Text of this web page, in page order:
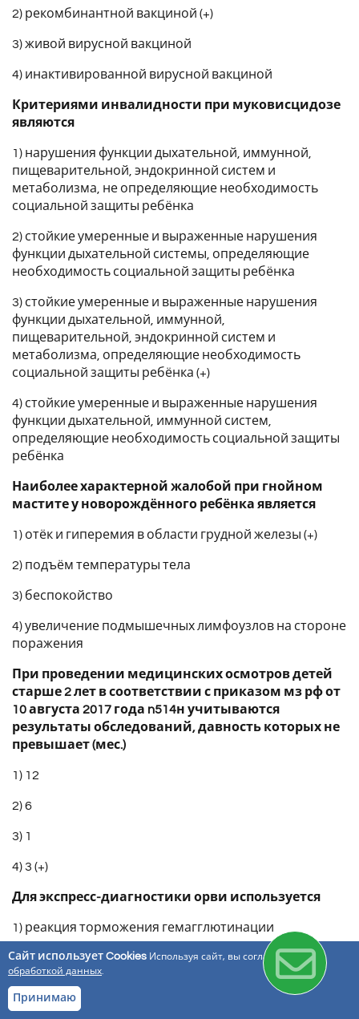
2) рекомбинантной вакциной (+)
3) живой вирусной вакциной
4) инактивированной вирусной вакциной
Критериями инвалидности при муковисцидозе
являются
1) нарушения функции дыхательной, иммунной,
пищеварительной, эндокринной систем и
метаболизма, не определяющие необходимость
социальной защиты ребёнка
2) стойкие умеренные и выраженные нарушения
функции дыхательной системы, определяющие
необходимость социальной защиты ребёнка
3) стойкие умеренные и выраженные нарушения
функции дыхательной, иммунной,
пищеварительной, эндокринной систем и
метаболизма, определяющие необходимость
социальной защиты ребёнка (+)
4) стойкие умеренные и выраженные нарушения
функции дыхательной, иммунной систем,
определяющие необходимость социальной защиты
ребёнка
Наиболее характерной жалобой при гнойном
мастите у новорождённого ребёнка является
1) отёк и гиперемия в области грудной железы (+)
2) подъём температуры тела
3) беспокойство
4) увеличение подмышечных лимфоузлов на стороне
поражения
При проведении медицинских осмотров детей
старше 2 лет в соответствии с приказом мз рф от
10 августа 2017 года n514н учитываются
результаты обследований, давность которых не
превышает (мес.)
1) 12
2) 6
3) 1
4) 3 (+)
Для экспресс-диагностики орви используется
1) реакция торможения гемагглютинации
2) метод иммунофлюоресценции (+)
3) реакция связывания комплемента
Сайт использует Cookies Используя сайт, вы соглашаетесь с
обработкой данных.
Принимаю